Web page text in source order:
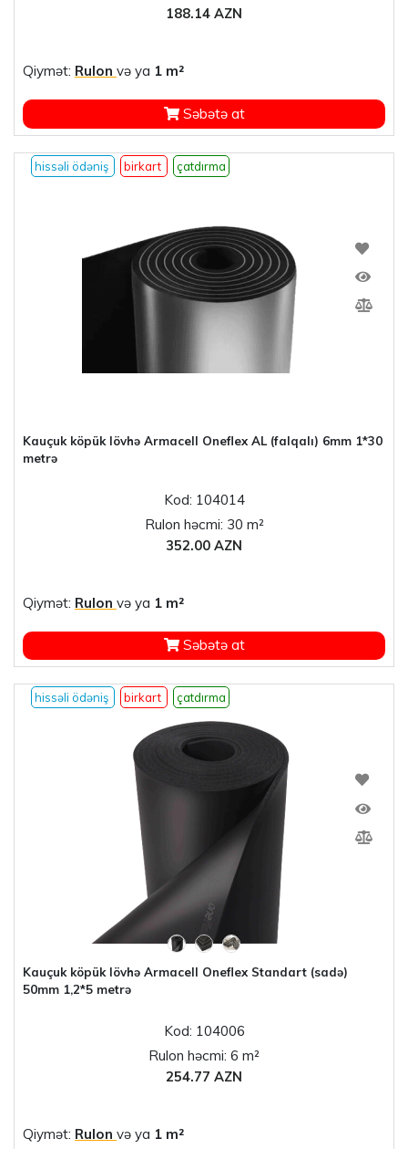
188.14 AZN
Qiymət: Rulon və ya 1 m²
Səbətə at
hissəli ödəniş birkart çatdırma
Kauçuk köpük lövhə Armacell Oneflex AL (falqalı) 6mm 1*30
metrə
Kod: 104014
Rulon həcmi: 30 m²
352.00 AZN
Qiymət: Rulon və ya 1 m²
Səbətə at
hissəli ödəniş birkart çatdırma
Kauçuk köpük lövhə Armacell Oneflex Standart (sadə)
50mm 1,2*5 metrə
Kod: 104006
Rulon həcmi: 6 m²
254.77 AZN
Qiymət: Rulon və ya 1 m²